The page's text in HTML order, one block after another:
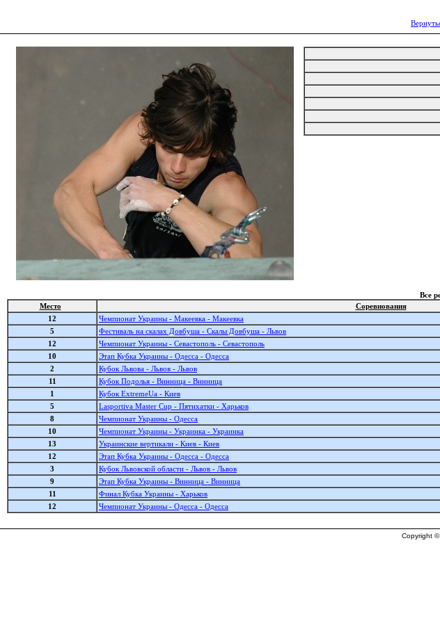
Все
Место
Соревнования
12
Чемпионат Украины - Макеевка - Макеевка
5
Фестиваль на скалах Довбуша - Скалы Довбуша - Львов
12
Чемпионат Украины - Севастополь - Севастополь
10
Этап Кубка Украины - Одесса - Одесса
2
Кубок Львова - Львов - Львов
11
Кубок Подолья - Винница - Винница
1
Кубок ExtremeUa - Киев
5
Lasportiva Master Cup - Пятихатки - Харьков
8
Чемпионат Украины - Одесса
10
Чемпионат Украины - Украинка - Украинка
13
Украинские вертикали - Киев - Киев
12
Этап Кубка Украины - Одесса - Одесса
3
Кубок Львовской области - Львов - Львов
9
Этап Кубка Украины - Винница - Винница
11
Финал Кубка Украины - Харьков
12
Чемпионат Украины - Одесса - Одесса
Copyright